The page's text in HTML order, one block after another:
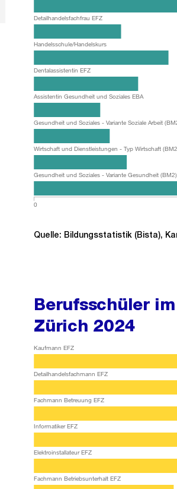
0
Detailhandelsfachfrau EFZ
Handelsschule/Handelskurs
Dentalassistentin EFZ
Assistentin Gesundheit und Soziales EBA
Gesundheit und Soziales - Variante Soziale Arbeit
Wirtschaft und Dienstleistungen - Typ Wirtschaft
Gesundheit und Soziales - Variante Gesundheit (BM2)
Quelle: Bildungsstatistik (Bista),
Berufsschüler
Zürich 2024
Kaufmann EFZ
Detailhandelsfachmann EFZ
Fachmann Betreuung EFZ
Informatiker EFZ
Elektroinstallateur EFZ
Fachmann Betriebsunterhalt EFZ